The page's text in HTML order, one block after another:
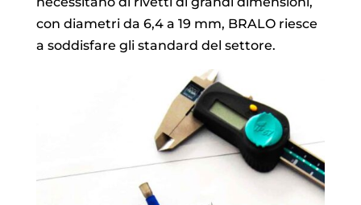
con diametri da 6,4 a 19 mm, BRALO riesce
a soddisfare gli standard del settore.